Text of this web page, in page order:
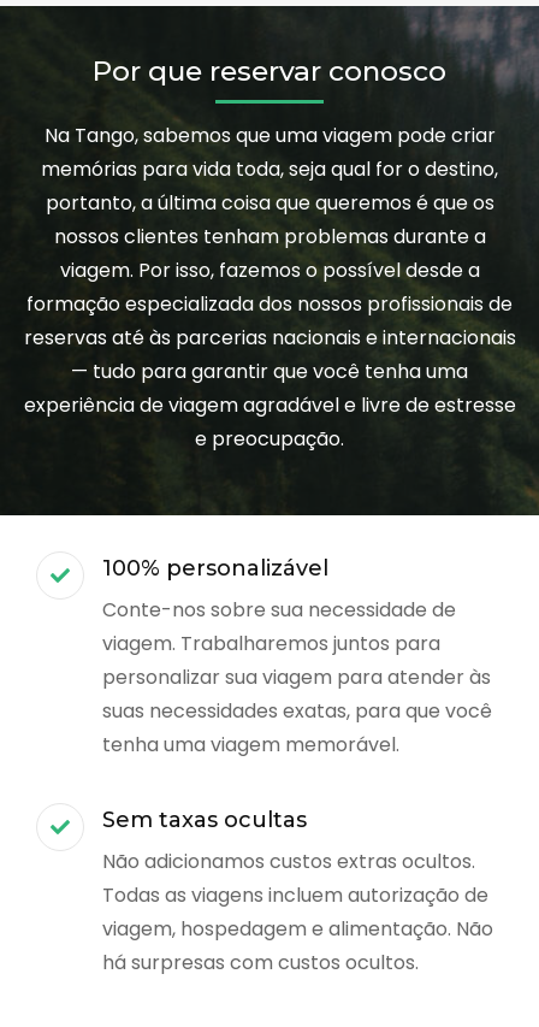
Por que reservar conosco
Na Tango, sabemos que uma viagem pode criar
memórias para vida toda, seja qual for o destino,
portanto, a última coisa que queremos é que os
nossos clientes tenham problemas durante a
viagem. Por isso, fazemos o possível desde a
formação especializada dos nossos profissionais de
reservas até às parcerias nacionais e internacionais
— tudo para garantir que você tenha uma
experiência de viagem agradável e livre de estresse
e preocupação.
100% personalizável
Conte-nos sobre sua necessidade de
viagem. Trabalharemos juntos para
personalizar sua viagem para atender às
suas necessidades exatas, para que você
tenha uma viagem memorável.
Sem taxas ocultas
Não adicionamos custos extras ocultos.
Todas as viagens incluem autorização de
viagem, hospedagem e alimentação. Não
há surpresas com custos ocultos.